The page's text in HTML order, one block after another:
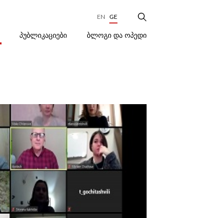
EN GE
ᲞᲣᲑᲚᲘᲙᲐᲪᲘᲔᲑᲘ ᲑᲚᲝᲒᲘ ᲓᲐ ᲝᲞᲔᲓᲘ